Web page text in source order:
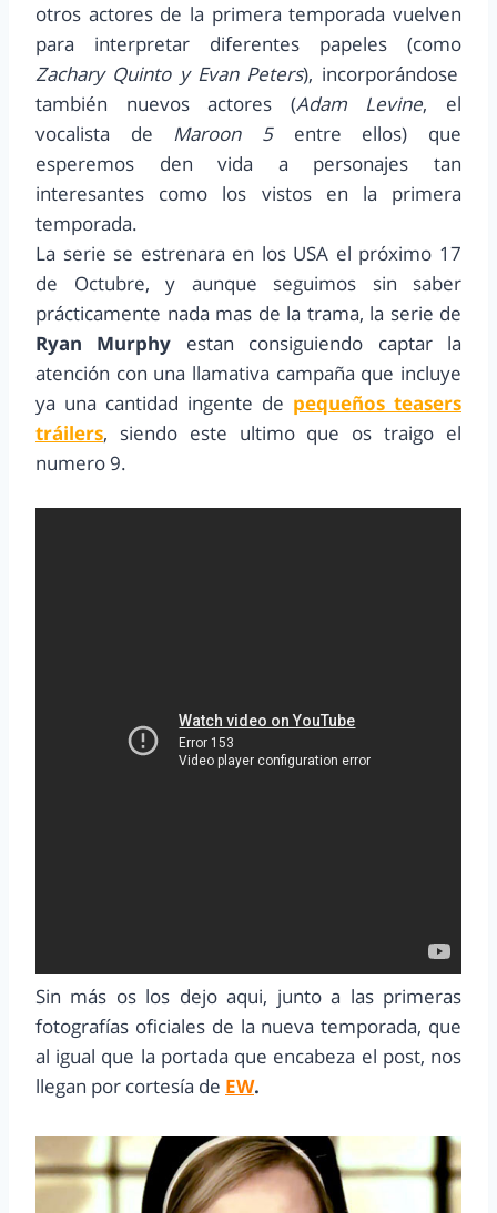
otros actores de la primera temporada vuelven
para interpretar diferentes papeles (como
Zachary Quinto y Evan Peters), incorporándose
también nuevos actores (Adam Levine, el
vocalista de Maroon 5entre ellos) que
esperemos den vida a personajes tan
interesantes como los vistos en la primera
temporada.
La serie se estrenara en los USA el próximo 17
de Octubre, y aunque seguimos sin saber
prácticamente nada mas de la trama, la serie de
Ryan Murphy estan consiguiendo captar la
atención con una llamativa campaña que incluye
ya una cantidad ingente de pequeños teasers
tráilers, siendo este ultimo que os traigo el
numero 9.
Sin más os los dejo aqui, junto a las primeras
fotografías oficiales de la nueva temporada, que
al igual que la portada que encabeza el post, nos
llegan por cortesía de EW.